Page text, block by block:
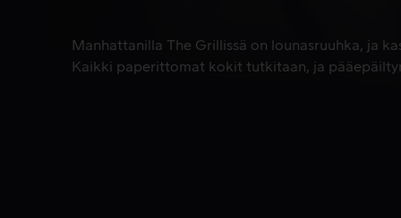
Manhattanilla The Grillissä on lounasruuhka, ja
Manhattanilla The Grillissä on lounasruuhka, ja
Kaikki paperittomat kokit tutkitaan, ja